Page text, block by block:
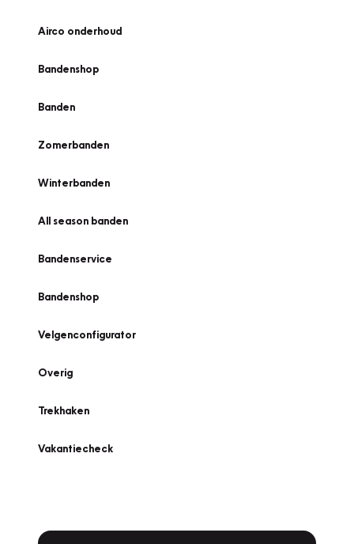
Airco onderhoud
Bandenshop
Banden
Zomerbanden
Winterbanden
All season banden
Bandenservice
Bandenshop
Velgenconfigurator
Overig
Trekhaken
Vakantiecheck